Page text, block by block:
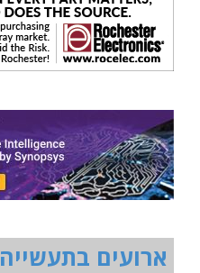
ארועים בתעשייה